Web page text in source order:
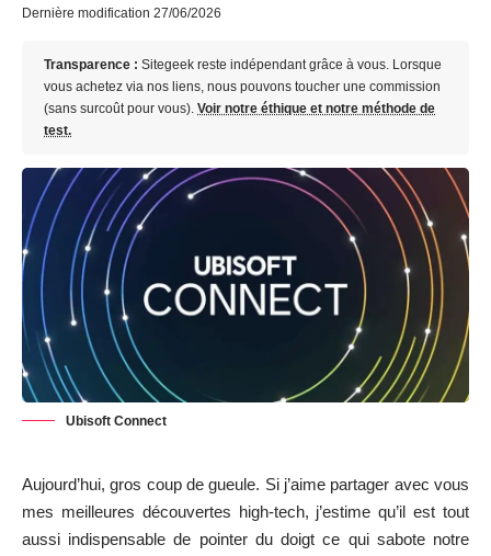
Dernière modification 27/06/2026
Transparence : Sitegeek reste indépendant grâce à vous. Lorsque
vous achetez via nos liens, nous pouvons toucher une commission
(sans surcoût pour vous). Voir notre éthique et notre méthode de
test.
Ubisoft Connect
Aujourd’hui, gros coup de gueule. Si j’aime partager avec vous
mes meilleures découvertes high-tech, j’estime qu’il est tout
aussi indispensable de pointer du doigt ce qui sabote notre